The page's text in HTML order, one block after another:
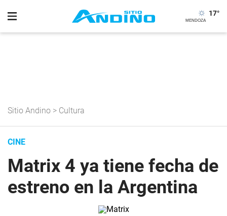
17°
Sitio Andino > Cultura
CINE
Matrix 4 ya tiene fecha de
estreno en la Argentina